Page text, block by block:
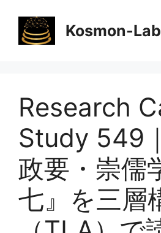
Kosmon-Lab
Research
Study 549
政要・崇儒
七』を三層